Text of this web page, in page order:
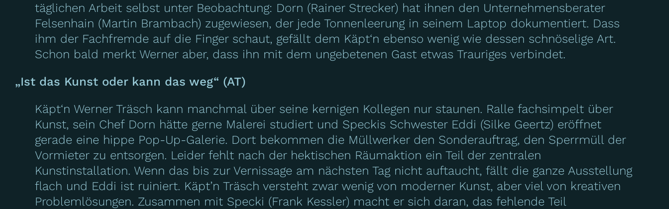
täglichen Arbeit selbst unter Beobachtung: Dorn (Rainer Strecker) hat ihnen den Unternehmensberater
Felsenhain (Martin Brambach) zugewiesen, der jede Tonnenleerung in seinem Laptop dokumentiert. Dass
ihm der Fachfremde auf die Finger schaut, gefällt dem Käpt‘n ebenso wenig wie dessen schnöselige Art.
Schon bald merkt Werner aber, dass ihn mit dem ungebetenen Gast etwas Trauriges verbindet.
„Ist das Kunst oder kann das weg“ (AT)
Käpt‘n Werner Träsch kann manchmal über seine kernigen Kollegen nur staunen. Ralle fachsimpelt über
Kunst, sein Chef Dorn hätte gerne Malerei studiert und Speckis Schwester Eddi (Silke Geertz) eröffnet
gerade eine hippe Pop-Up-Galerie. Dort bekommen die Müllwerker den Sonderauftrag, den Sperrmüll der
Vormieter zu entsorgen. Leider fehlt nach der hektischen Räumaktion ein Teil der zentralen
Kunstinstallation. Wenn das bis zur Vernissage am nächsten Tag nicht auftaucht, fällt die ganze Ausstellung
flach und Eddi ist ruiniert. Käpt’n Träsch versteht zwar wenig von moderner Kunst, aber viel von kreativen
Problemlösungen. Zusammen mit Specki (Frank Kessler) macht er sich daran, das fehlende Teil